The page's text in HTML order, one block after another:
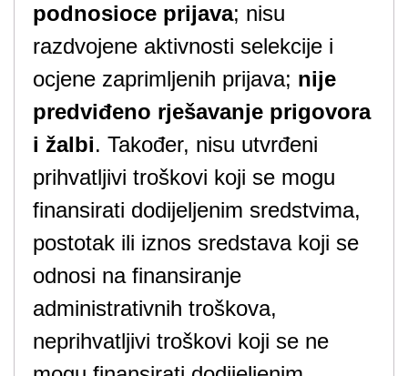
podnosioce prijava; nisu
razdvojene aktivnosti selekcije i
ocjene zaprimljenih prijava; nije
predviđeno rješavanje prigovora
i žalbi. Također, nisu utvrđeni
prihvatljivi troškovi koji se mogu
finansirati dodijeljenim sredstvima,
postotak ili iznos sredstava koji se
odnosi na finansiranje
administrativnih troškova,
neprihvatljivi troškovi koji se ne